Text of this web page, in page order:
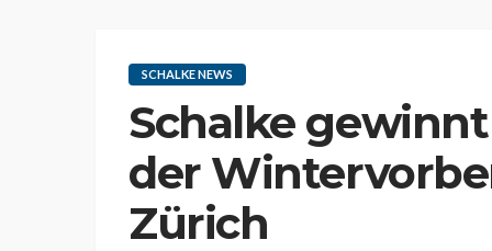
SCHALKE NEWS
Schalke
der
Zürich